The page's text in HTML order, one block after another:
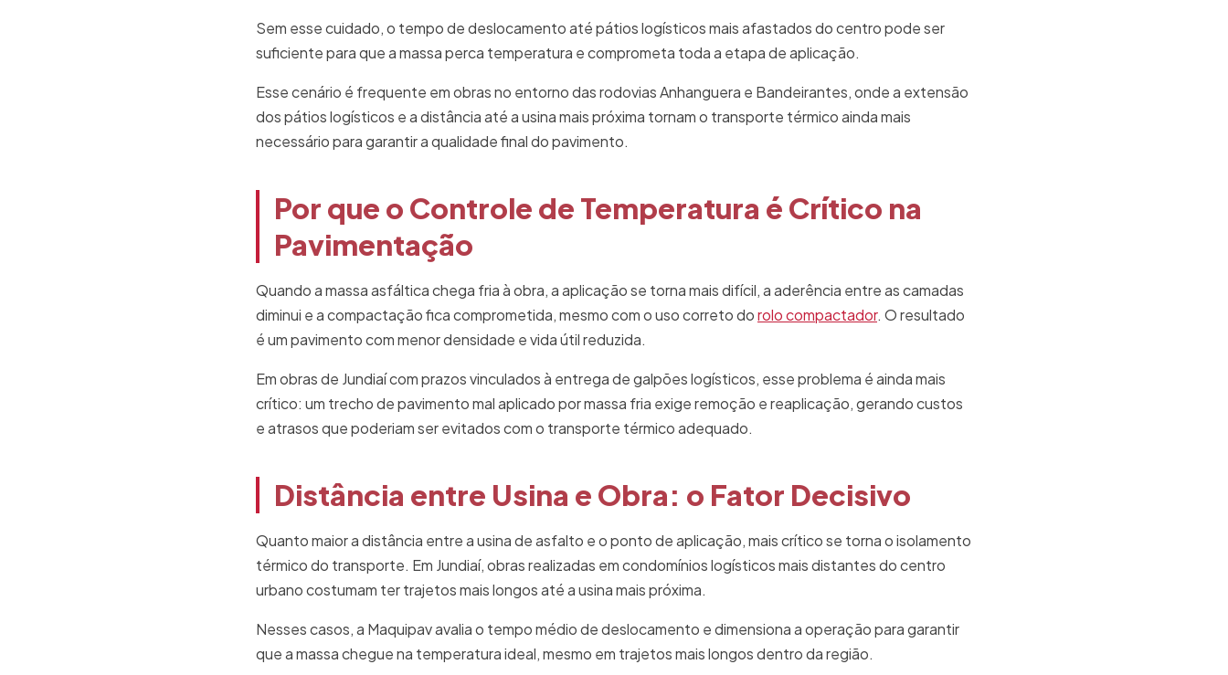
Sem esse cuidado, o tempo de deslocamento até pátios logísticos mais afastados do centro pode ser
suficiente para que a massa perca temperatura e comprometa toda a etapa de aplicação.
Esse cenário é frequente em obras no entorno das rodovias Anhanguera e Bandeirantes, onde a extensão
dos pátios logísticos e a distância até a usina mais próxima tornam o transporte térmico ainda mais
necessário para garantir a qualidade final do pavimento.
Por que o Controle de Temperatura é Crítico na
Pavimentação
Quando a massa asfáltica chega fria à obra, a aplicação se torna mais difícil, a aderência entre as camadas
diminui e a compactação fica comprometida, mesmo com o uso correto dorolo compactador. O resultado
é um pavimento com menor densidade e vida útil reduzida.
Em obras de Jundiaí com prazos vinculados à entrega de galpões logísticos, esse problema é ainda mais
crítico: um trecho de pavimento mal aplicado por massa fria exige remoção e reaplicação, gerando custos
e atrasos que poderiam ser evitados com o transporte térmico adequado.
Distância entre Usina e Obra: o Fator Decisivo
Quanto maior a distância entre a usina de asfalto e o ponto de aplicação, mais crítico se torna o isolamento
térmico do transporte. Em Jundiaí, obras realizadas em condomínios logísticos mais distantes do centro
urbano costumam ter trajetos mais longos até a usina mais próxima.
Nesses casos, a Maquipav avalia o tempo médio de deslocamento e dimensiona a operação para garantir
que a massa chegue na temperatura ideal, mesmo em trajetos mais longos dentro da região.